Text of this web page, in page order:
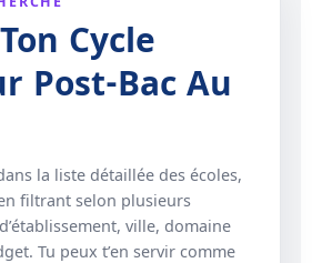
Cycle
Post-Bac Au
la liste détaillée des écoles,
filtrant selon plusieurs
ville, domaine
Tu peux t’en servir comme